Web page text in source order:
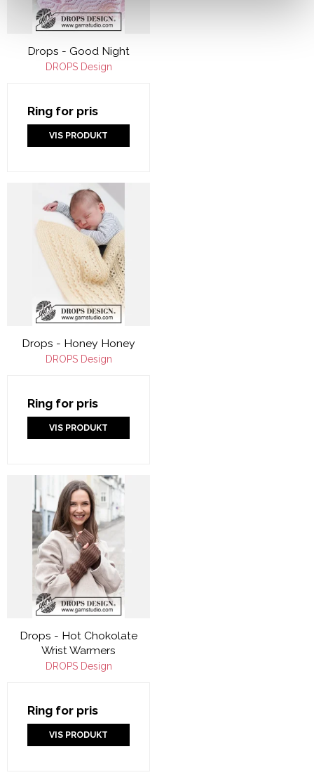
Drops - Good Night
DROPS Design
Ring for pris
VIS PRODUKT
Drops - Honey Honey
DROPS Design
Ring for pris
VIS PRODUKT
Drops - Hot Chokolate
Wrist Warmers
DROPS Design
Ring for pris
VIS PRODUKT